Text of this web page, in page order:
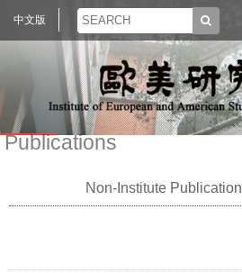
中文版
Publications
Non-Institute